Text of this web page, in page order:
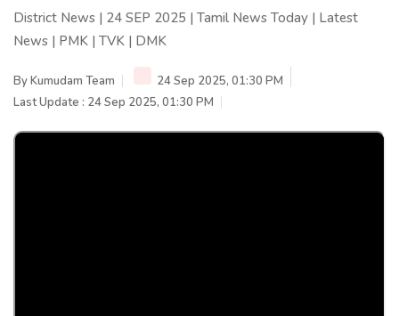
District News | 24 SEP 2025 | Tamil News Today | Latest
News | PMK | TVK | DMK
ByKumudam Team
24 Sep 2025, 01:30 PM
Last Update : 24 Sep 2025, 01:30 PM